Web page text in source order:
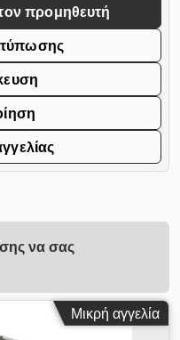
προμηθευτή
να σας
Μικρή αγγελία